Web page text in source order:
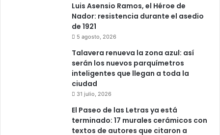
Luis Asensio Ramos, el Héroe de
Nador: resistencia durante el asedio
de 1921
5 agosto, 2026
Talavera renueva la zona azul: así
serán los nuevos parquímetros
inteligentes que llegan a toda la
ciudad
31 julio, 2026
El Paseo de las Letras ya está
terminado: 17 murales cerámicos con
textos de autores que citaron a